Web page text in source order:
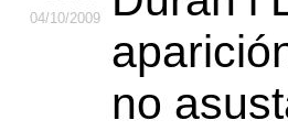
04/10/2009
no